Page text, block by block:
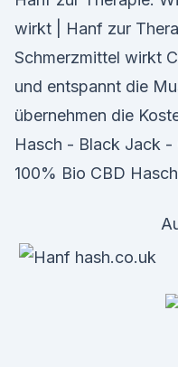
wirkt | Hanf zur
Schmerzmittel wirkt
und entspannt die
übernehmen die
Hasch - Black Jack -
100% Bio CBD